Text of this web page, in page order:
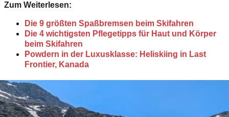
Zum Weiterlesen:
Die 9 größten Spaßbremsen beim Skifahren
Die 4 wichtigsten Pflegetipps für Haut und Körper
beim Skifahren
Powdern in der Luxusklasse: Heliskiing in Last
Frontier, Kanada